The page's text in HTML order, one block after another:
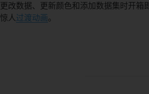
更改数据、更新颜色和添加数据集时开箱
惊人 过渡动画。